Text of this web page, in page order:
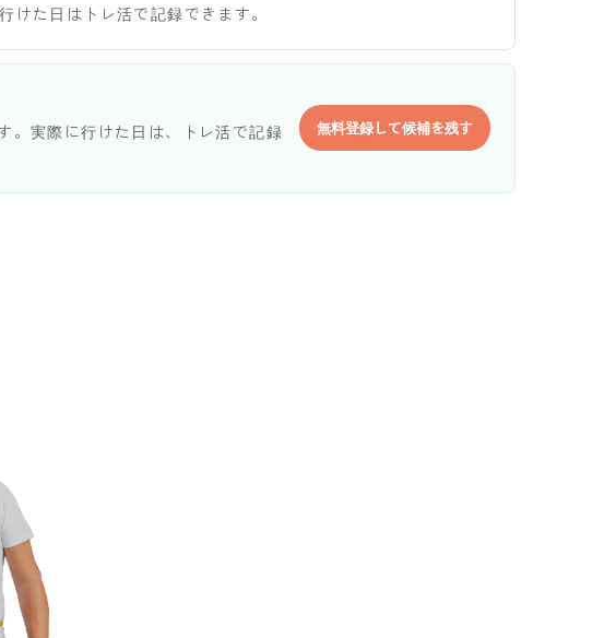
た日はトレ活で記録できます。
。実際に行けた日は、トレ活で記録
無料登録して候補を残す